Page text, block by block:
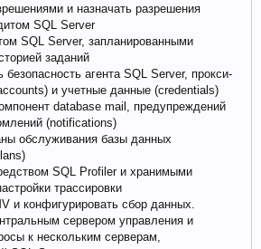
и назначать разрешения
SQL Server
SQL Server, запланированными
заданий
безопасность агента SQL Server, прокси-
и учетные данные (credentials)
database mail, предупреждений
(notifications)
обслуживания базы данных
SQL Profiler и хранимыми
трассировки
и конфигурировать сбор данных.
сервером управления и
к нескольким серверам,